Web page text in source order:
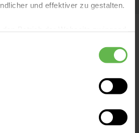
und effektiver zu gestalten.
Seite mit nur den notwendigen
individuelle Auswahl
„Alle Cookies akzeptieren“ in die
Klinikum Bad Saarow